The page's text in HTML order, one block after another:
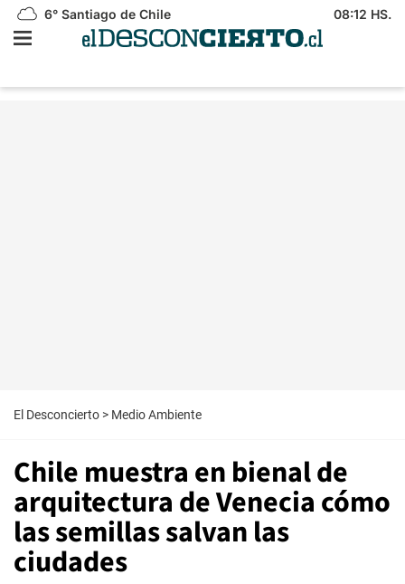
6° Santiago de Chile 08:12 HS.
El Desconcierto > Medio Ambiente
Chile muestra en bienal de
arquitectura de Venecia cómo
las semillas salvan las
ciudades